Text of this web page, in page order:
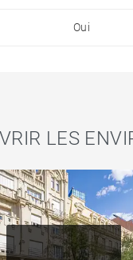
l’immeuble. La
place de parking,
lumière naturelle,
d’un seul
et exclusivité. Un
les plus recherchés
Oui
LES